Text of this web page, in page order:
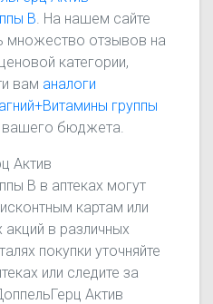
В. На нашем сайте
множество отзывов на
категории,
вам аналоги
группы
вашего бюджета.
Актив
В в аптеках могут
картам или
в различных
покупки уточняйте
или следите за
Актив